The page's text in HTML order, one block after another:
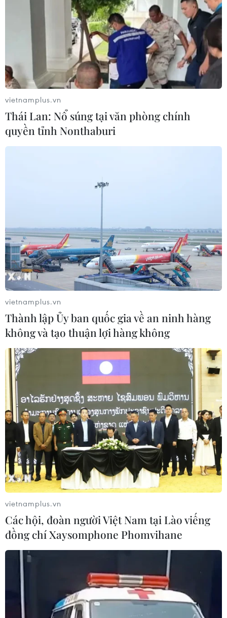
vietnamplus.vn
Thái Lan: Nổ súng tại văn phòng chính
quyền tỉnh Nonthaburi
vietnamplus.vn
Thành lập Ủy ban quốc gia về an ninh hàng
không và tạo thuận lợi hàng không
vietnamplus.vn
Các hội, đoàn người Việt Nam tại Lào viếng
đồng chí Xaysomphone Phomvihane